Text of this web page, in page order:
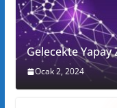
Gelecekte Yapay
Ocak 2, 2024